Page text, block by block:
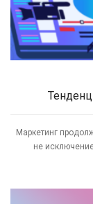
Маркетинг
не